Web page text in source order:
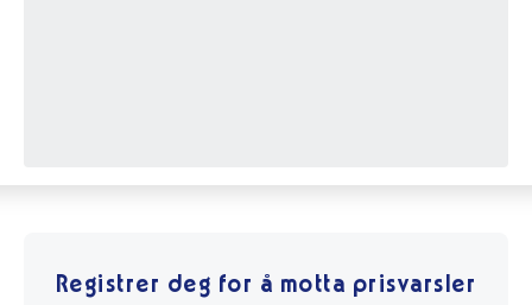
Registrer deg for å motta prisvarsler